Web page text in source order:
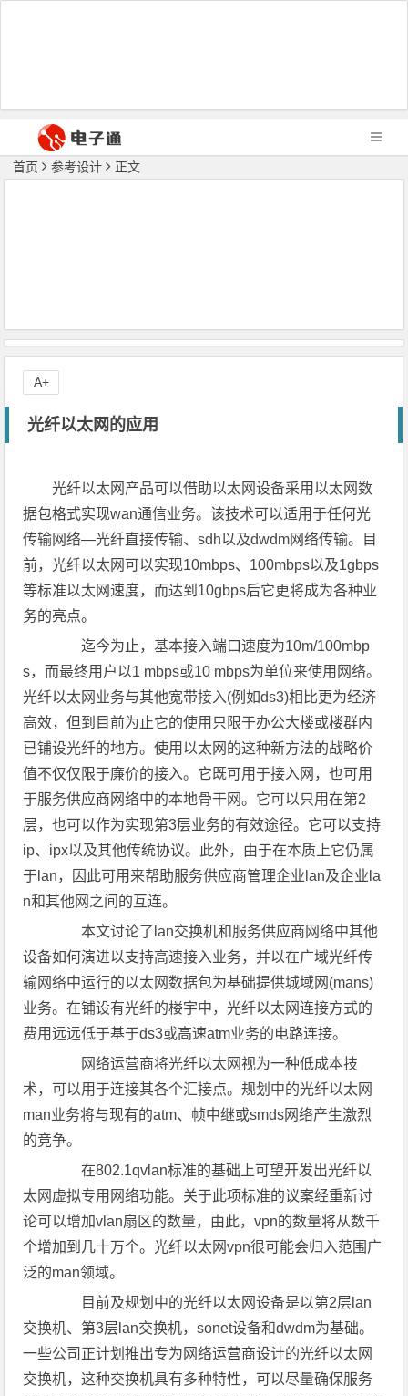
首页 参考设计 正文
光纤以太网的应用
光纤以太网产品可以借助以太网设备采用以太网数
据包格式实现wan通信业务。该技术可以适用于任何光
传输网络—光纤直接传输、sdh以及dwdm网络传输。目
前，光纤以太网可以实现10mbps、100mbps以及1gbps
等标准以太网速度，而达到10gbps后它更将成为各种业
务的亮点。
迄今为止，基本接入端口速度为10m/100mbp
s，而最终用户以1 mbps或10 mbps为单位来使用网络。
光纤以太网业务与其他宽带接入(例如ds3)相比更为经济
高效，但到目前为止它的使用只限于办公大楼或楼群内
已铺设光纤的地方。使用以太网的这种新方法的战略价
值不仅仅限于廉价的接入。它既可用于接入网，也可用
于服务供应商网络中的本地骨干网。它可以只用在第2
层，也可以作为实现第3层业务的有效途径。它可以支持
ip、ipx以及其他传统协议。此外，由于在本质上它仍属
于lan，因此可用来帮助服务供应商管理企业lan及企业la
n和其他网之间的互连。
本文讨论了lan交换机和服务供应商网络中其他
设备如何演进以支持高速接入业务，并以在广域光纤传
输网络中运行的以太网数据包为基础提供城域网(mans)
业务。在铺设有光纤的楼宇中，光纤以太网连接方式的
费用远远低于基于ds3或高速atm业务的电路连接。
网络运营商将光纤以太网视为一种低成本技
术，可以用于连接其各个汇接点。规划中的光纤以太网
man业务将与现有的atm、帧中继或smds网络产生激烈
的竞争。
在802.1qvlan标准的基础上可望开发出光纤以
太网虚拟专用网络功能。关于此项标准的议案经重新讨
论可以增加vlan扇区的数量，由此，vpn的数量将从数千
个增加到几十万个。光纤以太网vpn很可能会归入范围广
泛的man领域。
目前及规划中的光纤以太网设备是以第2层lan
交换机、第3层lan交换机，sonet设备和dwdm为基础。
一些公司正计划推出专为网络运营商设计的光纤以太网
交换机，这种交换机具有多种特性，可以尽量确保服务
A+